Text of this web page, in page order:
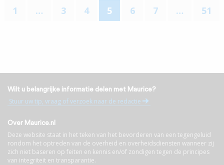
1 … 3 4 5 6 7 … 51
Wilt u belangrijke informatie delen met Maurice?
Stuur uw tip, vraag of verzoek naar de redactie
Over Maurice.nl
Deze website staat in het teken van het bevorderen van een tegengeluid
rondom het optreden van de overheid en overheidsdiensten wanneer zij
zich niet baseren op feiten en kennis en/of zondigen tegen de principes
van integriteit en transparantie.